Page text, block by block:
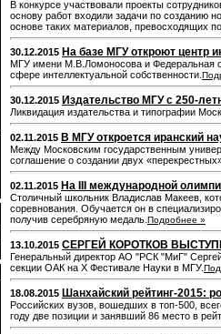
В конкурсе участвовали проекты
основу работ входили задачи по созданию
основе таких материалов, превосходящих
30.12.2015 На базе МГУ откроют центр
МГУ имени М.В.Ломоносова и Федеральная
сфере интеллектуальной собственности.
30.12.2015 Издательство МГУ с 250-
Ликвидация издательства и типографии
02.11.2015 В МГУ откроется иранский
Между Московским государственным
соглашение о создании двух
02.11.2015 На III международной
Столичный школьник Владислав Макеев,
соревнования. Обучается он в
получив серебряную медаль. Подробнее »
13.10.2015 СЕРГЕЙ КОРОТКОВ
Генеральный директор АО "РСК "МиГ"
секции ОАК на X Фестивале Науки в МГУ.
18.08.2015 Шанхайский рейтинг-2015:
Российских вузов, вошедших в топ-500,
году две позиции и занявший 86 место в